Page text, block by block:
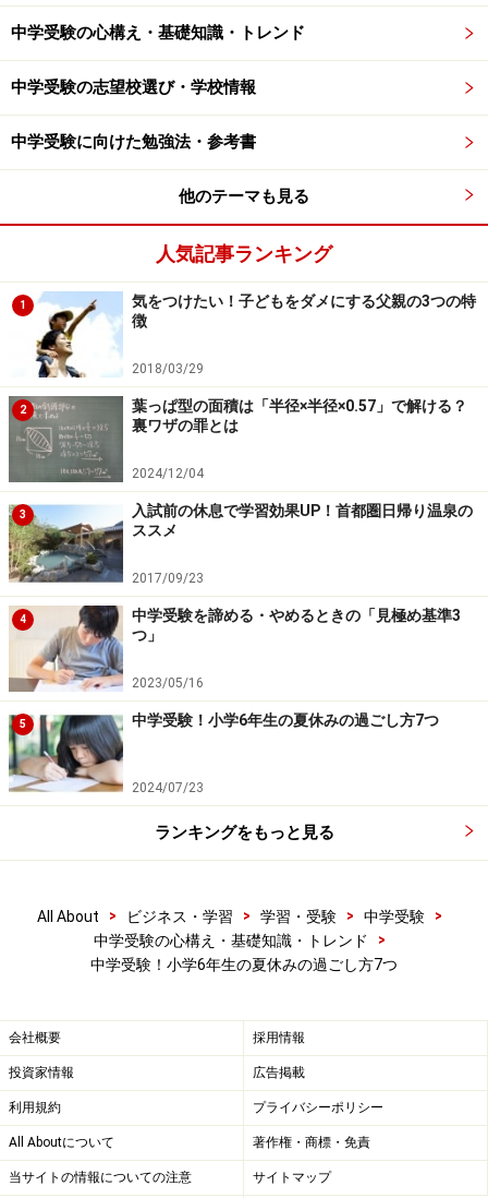
をきちんとスケジュール表に書き込んでいくことで、勉
タイムはどのくらい取れるのかなどが見えてきます。
時間を無駄にしないためにも、ご家族で相談しながら、
計画表を作ります。この時も、無理のない勉強計画を立
てることが大切です。予備日などをうまく設けて、調整
してください。
3．余計な中学受験問題集を買わない
夏休みは学校がありませんので、ついつい「あれもやら
せよう、これもやらせよう」と欲張る気持ちが首をもた
げます。自分がやるわけではないので、お子様の負担を
考えずにたくさん中学受験問題集を買い込んで、結局や
る暇がなかった、なんてこともよくあります。
夏休みは確かにたくさん時間がありますが、塾の夏期講
習も朝から晩まで入っていますので、自由になる時間は
そう多くはありません。効率的に学習を進める上でも、
余計な問題集は買わずに、塾のレギュラーテキストをし
っかり活用されることをお勧めします。
4．夏期講習の単科講座を取りすぎない
中学受験の塾の先生は営業ノルマなどもあり、単科講座
をやたらと勧めて来る場合があります。しかしここはや
んわりとお断りして、必要最小限のものだけを受講する
中学受験の心構え・基礎知識・トレンド
中学受験の志望校選び・学校情報
中学受験に向けた勉強法・参考書
他のテーマも見る
人気記事ランキング
1
気をつけたい！子どもをダメにする父親の3つの特
徴
2018/03/29
2
葉っぱ型の面積は「半径×半径×0.57」で解ける？
裏ワザの罪とは
2024/12/04
3
入試前の休息で学習効果UP！首都圏日帰り温泉の
ススメ
2017/09/23
4
中学受験を諦める・やめるときの「見極め基準3
つ」
2023/05/16
5 中学受験！小学6年生の夏休みの過ごし方7つ
2024/07/23
ランキングをもっと見る
All About > ビジネス・学習 > 学習・受験 > 中学受験
>
中学受験の心構え・基礎知識・トレンド
>
中学受験！小学6年生の夏休みの過ごし方7つ
会社概要 採用情報
投資家情報 広告掲載
利用規約 プライバシーポリシー
All Aboutについて 著作権・商標・免責
当サイトの情報についての注意 サイトマップ